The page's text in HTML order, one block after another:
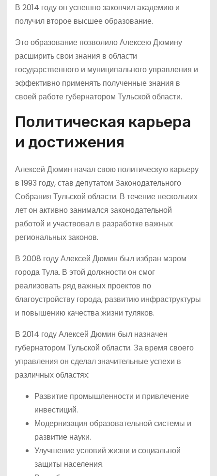
В 2014 году он успешно закончил академию и
получил второе высшее образование.
Это образование позволило Алексею Дюмину
расширить свои знания в области
государственного и муниципального управления и
эффективно применять полученные знания в
своей работе губернатором Тульской области.
Политическая карьера
и достижения
Алексей Дюмин начал свою политическую карьеру
в 1993 году, став депутатом Законодательного
Собрания Тульской области. В течение нескольких
лет он активно занимался законодательной
работой и участвовал в разработке важных
региональных законов.
В 2008 году Алексей Дюмин был избран мэром
города Тула. В этой должности он смог
реализовать ряд важных проектов по
благоустройству города, развитию инфраструктуры
и повышению качества жизни туляков.
В 2014 году Алексей Дюмин был назначен
губернатором Тульской области. За время своего
управления он сделал значительные успехи в
различных областях:
Развитие промышленности и привлечение
инвестиций.
Модернизация образовательной системы и
развитие науки.
Улучшение условий жизни и социальной
защиты населения.